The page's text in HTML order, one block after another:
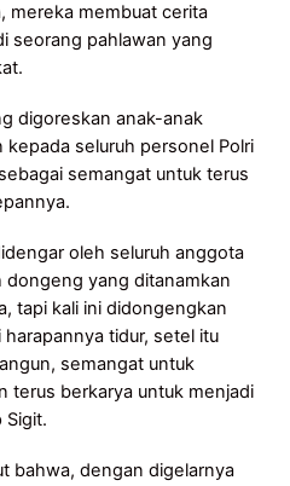
mereka membuat cerita
seorang pahlawan yang
digoreskan anak-anak
seluruh personel Polri
semangat untuk terus
oleh seluruh anggota
dongeng yang ditanamkan
tapi kali ini didongengkan
tidur, setel itu
semangat untuk
terus berkarya untuk menjadi
Sigit.
bahwa, dengan digelarnya